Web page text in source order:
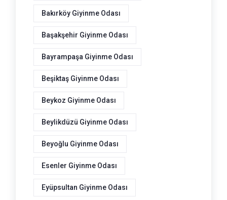
Bakırköy Giyinme Odası
Başakşehir Giyinme Odası
Bayrampaşa Giyinme Odası
Beşiktaş Giyinme Odası
Beykoz Giyinme Odası
Beylikdüzü Giyinme Odası
Beyoğlu Giyinme Odası
Esenler Giyinme Odası
Eyüpsultan Giyinme Odası